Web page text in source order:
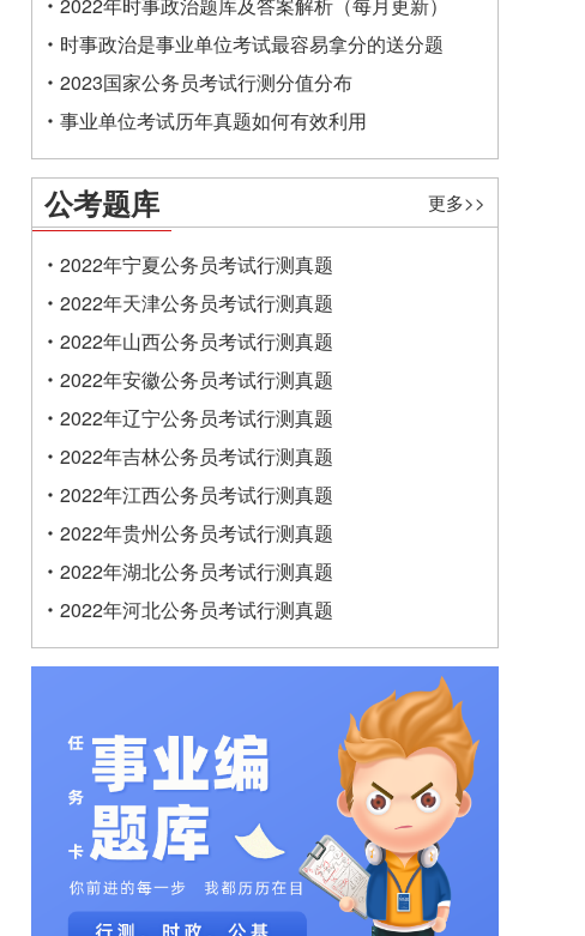
时事政治是事业单位考试最容易拿分的送分题
2023国家公务员考试行测分值分布
事业单位考试历年真题如何有效利用
公考题库 更多>>
2022年宁夏公务员考试行测真题
2022年天津公务员考试行测真题
2022年山西公务员考试行测真题
2022年安徽公务员考试行测真题
2022年辽宁公务员考试行测真题
2022年吉林公务员考试行测真题
2022年江西公务员考试行测真题
2022年贵州公务员考试行测真题
2022年湖北公务员考试行测真题
2022年河北公务员考试行测真题